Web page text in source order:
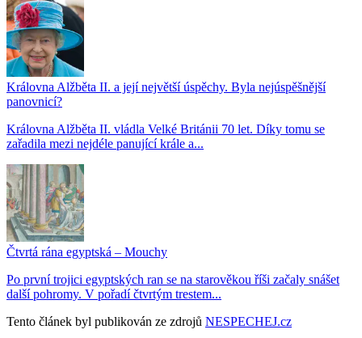
Královna Alžběta II. a její největší úspěchy. Byla nejúspěšnější
panovnicí?
Královna Alžběta II. vládla Velké Británii 70 let. Díky tomu se
zařadila mezi nejdéle panující krále a...
Čtvrtá rána egyptská – Mouchy
Po první trojici egyptských ran se na starověkou říši začaly snášet
další pohromy. V pořadí čtvrtým trestem...
Tento článek byl publikován ze zdrojů NESPECHEJ.cz